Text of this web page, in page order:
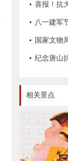
平台正式
喜报！抗
巾讲解员
八一建军
国家文物
文物资源
纪念唐山
相关景点